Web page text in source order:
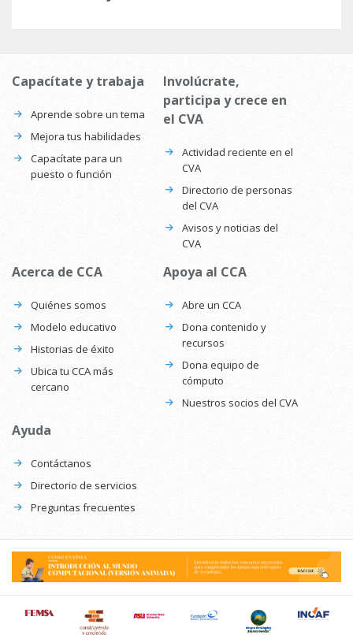
Capacítate y trabaja
Aprende sobre un tema
Mejora tus habilidades
Capacítate para un
puesto o función
Involúcrate,
participa y crece en
el CVA
Actividad reciente en el
CVA
Directorio de personas
del CVA
Avisos y noticias del
CVA
Acerca de CCA
Quiénes somos
Modelo educativo
Historias de éxito
Ubica tu CCA más
cercano
Apoya al CCA
Abre un CCA
Dona contenido y
recursos
Dona equipo de
cómputo
Nuestros socios del CVA
Ayuda
Contáctanos
Directorio de servicios
Preguntas frecuentes